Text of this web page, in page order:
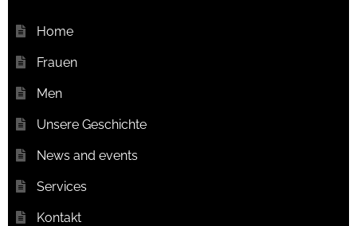
Home
Frauen
Men
Unsere Geschichte
News and events
Services
Kontakt